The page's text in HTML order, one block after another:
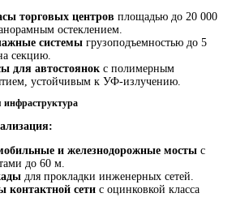
торговых центров площадью до 20 000
остеклением.
системы грузоподъемностью до 5
секцию.
для автостоянок с полимерным
устойчивым к УФ-излучению.
инфраструктура
и железнодорожные мосты с
до 60 м.
для прокладки инженерных сетей.
контактной сети с оцинковкой класса